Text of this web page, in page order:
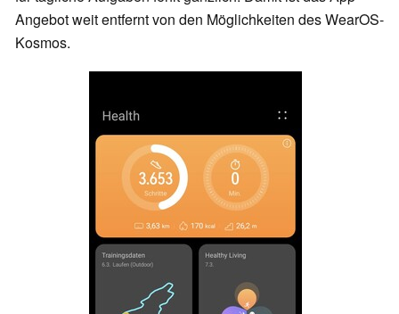
Angebot weit entfernt von den Möglichkeiten des WearOS-
Kosmos.